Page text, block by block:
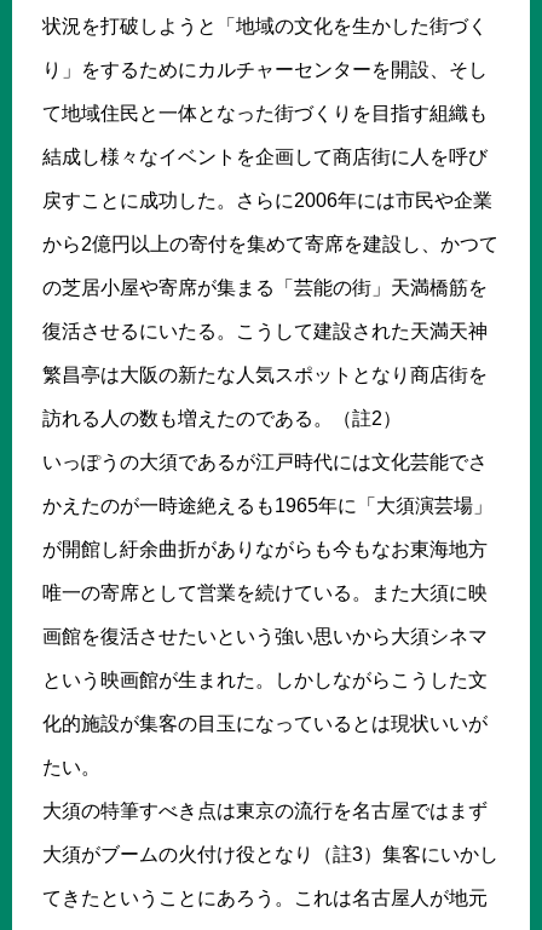
状況を打破しようと「地域の文化を生かした街づく
り」をするためにカルチャーセンターを開設、そし
て地域住民と一体となった街づくりを目指す組織も
結成し様々なイベントを企画して商店街に人を呼び
戻すことに成功した。さらに2006年には市民や企業
から2億円以上の寄付を集めて寄席を建設し、かつて
の芝居小屋や寄席が集まる「芸能の街」天満橋筋を
復活させるにいたる。こうして建設された天満天神
繁昌亭は大阪の新たな人気スポットとなり商店街を
訪れる人の数も増えたのである。（註2）
いっぽうの大須であるが江戸時代には文化芸能でさ
かえたのが一時途絶えるも1965年に「大須演芸場」
が開館し紆余曲折がありながらも今もなお東海地方
唯一の寄席として営業を続けている。また大須に映
画館を復活させたいという強い思いから大須シネマ
という映画館が生まれた。しかしながらこうした文
化的施設が集客の目玉になっているとは現状いいが
たい。
大須の特筆すべき点は東京の流行を名古屋ではまず
大須がブームの火付け役となり（註3）集客にいかし
てきたということにあろう。これは名古屋人が地元